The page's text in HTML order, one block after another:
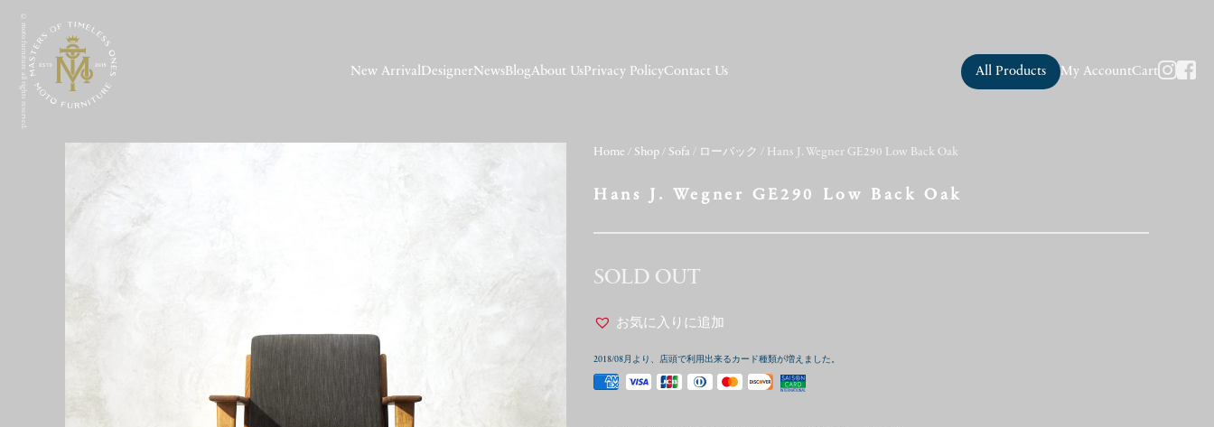
© moto furniture all rights reserved. New Arrival DesignerNewsBlogAbout UsPrivacy PolicyContact Us All Products My AccountCart
Home / Shop / Sofa / ローバック / Hans J. Wegner GE290 Low Back Oak
Hans J. Wegner GE290 Low Back Oak
SOLD OUT
お気に入りに追加
2018/08月より、店頭で利用出来るカード種類が増えました。